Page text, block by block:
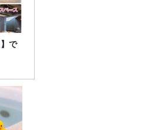
で